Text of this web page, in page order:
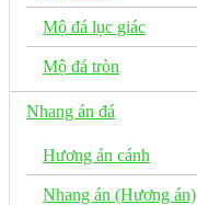
Mộ đá lục giác
Mộ đá tròn
Nhang án đá
Hương án cánh
Nhang án (Hương án)